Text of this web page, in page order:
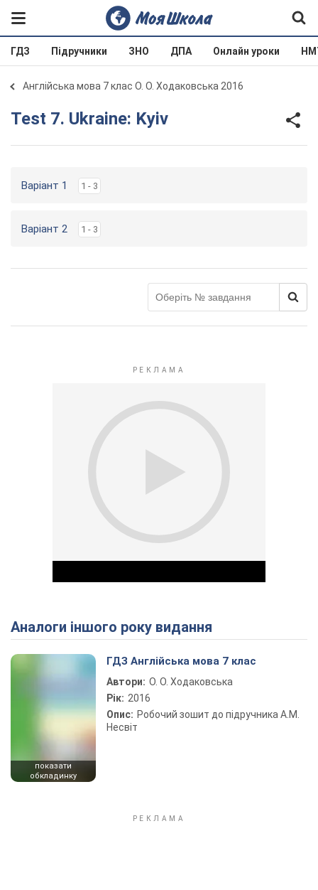
ГДЗ Підручники ЗНО ДПА Онлайн уроки
Англійська мова 7 клас О. О. Ходаковська 2016
Test 7. Ukraine: Kyiv
Варіант 1 1 - 3
Варіант 2 1 - 3
Play Video
Аналоги іншого року видання
показати
обкладинку
ГДЗ Англійська мова 7 клас
Автори: О. О. Ходаковська
Рік: 2016
Опис: Робочий зошит до підручника А.М.
Несвіт